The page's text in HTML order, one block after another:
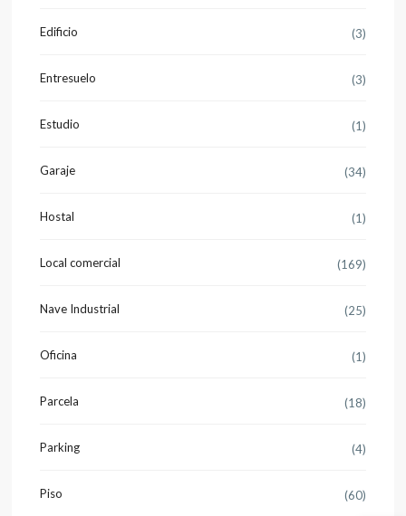
Edificio (3)
Entresuelo (3)
Estudio (1)
Garaje (34)
Hostal (1)
Local comercial (169)
Nave Industrial (25)
Oficina (1)
Parcela (18)
Parking (4)
Piso (60)